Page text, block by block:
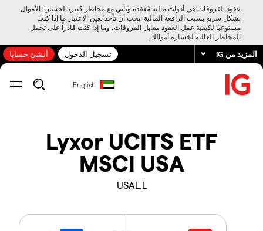
عقود الفروقات هي أدوات مالية مُعقدة وتأتي مع مخاطر كبيرة لخسارة الأموال
بشكل سريع بسبب الرافعة المالية. يجب أن تأخذ بعين الاعتبار ما إذا كنت
مستوعبًا لكيفية عمل العقود مقابل الفروقات، وما إذا كنت قادراً على تحمل
المخاطر العالية لخسارة أموالك.
المزيد من IG تسجيل الدخول أنشئ حسابا
English
Lyxor UCITS ETF
MSCI USA
USAL.L